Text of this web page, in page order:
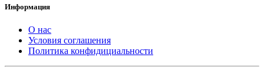
Информация
О нас
Условия соглашения
Политика конфидициальности